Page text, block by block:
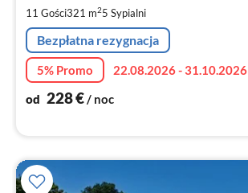
11 Gości321 m25 Sypialni
Bezpłatna rezygnacja
5% Promo
22.08.2026 - 31.10.2026
od 228€/ noc